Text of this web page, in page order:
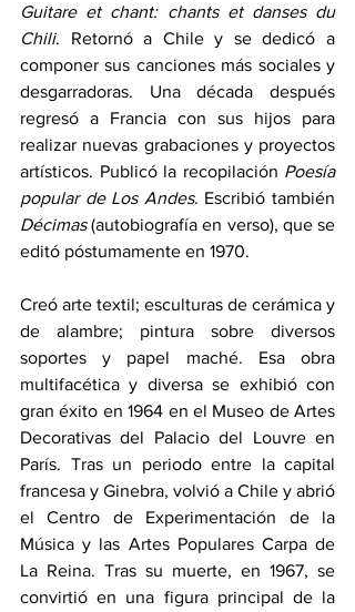
Guitare et chant: chants et danses du
Chili. Retornó a Chile y se dedicó a
componer sus canciones más sociales y
desgarradoras. Una década después
regresó a Francia con sus hijos para
realizar nuevas grabaciones y proyectos
artísticos. Publicó la recopilación Poesía
popular de Los Andes
Décimas (autobiografía en verso), que se
editó póstumamente en 1970.
Creó arte textil; esculturas de cerámica y
de alambre; pintura sobre diversos
soportes y papel maché. Esa obra
multifacética y diversa se exhibió con
gran éxito en 1964 en el Museo de Artes
Decorativas del Palacio del Louvre en
París. Tras un periodo entre la capital
francesa y Ginebra, volvió a Chile y abrió
el Centro de Experimentación de la
Música y las Artes Populares Carpa de
La Reina. Tras su muerte, en 1967, se
convirtió en una figura principal de la